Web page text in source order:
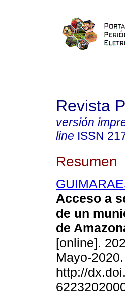
Revista
versión
line ISSN
Resumen
Acceso a
de un
de
[online].
Mayo-
http://